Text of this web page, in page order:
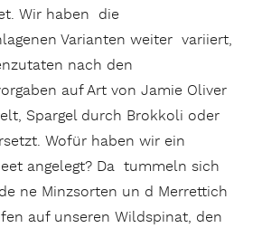
Wir haben die
Varianten weiter variiert,
nach den
auf Art von Jamie Oliver
Spargel durch Brokkoli oder
Wofür haben wir ein
angelegt? Da tummeln sich
ne Minzsorten un d Merrettich
auf unseren Wildspinat, den